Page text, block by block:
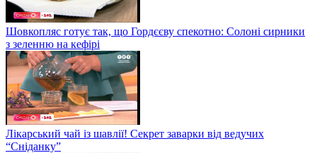
Шовкопляс готує так, що Гордєєву спекотно: Солоні сирники
з зеленню на кефірі
Лікарський чай із шавлії! Секрет заварки від ведучих
“Сніданку”